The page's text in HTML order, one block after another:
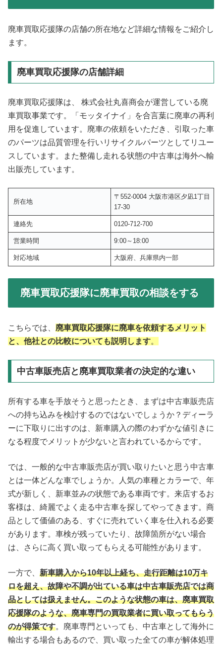
廃車買取応援隊の店舗の所在地など詳細な情報をご紹介し
ます。
廃車買取応援隊の店舗詳細
廃車買取応援隊は、 株式会社丸喜商会が運営している廃
車買取事業です。「モッタイナイ」を合言葉に廃車の再利
用を促進しています。廃車の依頼をいただき、引取った車
のパーツは品質管理を行いリサイクルパーツとしてリユー
スしています。また整備し走れる状態の中古車は海外へ輸
出販売しています。
所在地
〒552-0004 大阪市港区夕凪1丁目
17-30
連絡先 0120-712-700
営業時間 9:00～18:00
対応地域 大阪府、兵庫県内一部
廃車買取応援隊に廃車買取の相談をする
こちらでは、 廃車買取応援隊に廃車を依頼するメリット
と、他社との比較についても説明します。
中古車販売店と廃車買取業者の決定的な違い
所有する車を手放そうと思ったとき、まずは中古車販売店
への持ち込みを検討するのではないでしょうか？ディーラ
ーに下取りに出すのは、新車購入の際のわずかな値引きに
なる程度でメリットが少ないと言われているからです。
では、一般的な中古車販売店が買い取りたいと思う中古車
とは一体どんな車でしょうか。人気の車種とカラーで、年
式が新しく、新車並みの状態である車両です。来店するお
客様は、綺麗でよく走る中古車を探してやってきます。商
品として価値のある、すぐに売れていく車を仕入れる必要
があります。車検が残っていたり、故障箇所がない場合
は、さらに高く買い取ってもらえる可能性があります。
一方で、 新車購入から10年以上経ち、走行距離は10万キ
ロを超え、故障や不調が出ている車は中古車販売店では商
品としては扱えません。このような状態の車は、廃車買取
応援隊のような、廃車専門の買取業者に買い取ってもらう
のが得策です。廃車専門といっても、中古車として海外に
輸出する場合もあるので、買い取った全ての車が解体処理